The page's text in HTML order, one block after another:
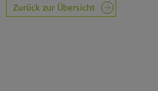
Zurück zur Übersicht